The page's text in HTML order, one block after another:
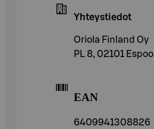
Yhteystiedot
Oriola Finland Oy
PL 8, 02101 Espoo
EAN
6409941308826